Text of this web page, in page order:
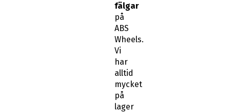
fälgar
på
ABS
Wheels.
Vi
har
alltid
mycket
på
lager